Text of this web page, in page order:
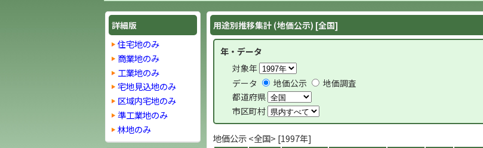
用途別推移集計 (地価公示) [全国]
年・データ
対象年
データ
地価公示
地価調査
都道府県
市区町村
地価公示 <全国> [1997年]
詳細版
住宅地のみ
商業地のみ
工業地のみ
宅地見込地のみ
区域内宅地のみ
準工業地のみ
林地のみ